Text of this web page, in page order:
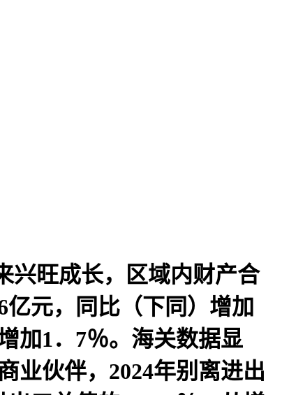
旺成长，区域内财产合
亿元，同比（下同）增加
加1．7％。海关数据显
业伙伴，2024年别离进出